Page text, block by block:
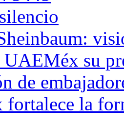
UAEMéx su
de
la